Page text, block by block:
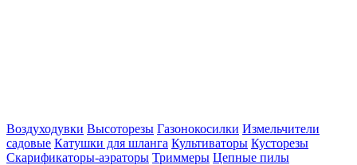
Воздуходувки Высоторезы Газонокосилки Измельчители
садовые Катушки для шланга Культиваторы Кусторезы
Скарификаторы-аэраторы Триммеры Цепные пилы